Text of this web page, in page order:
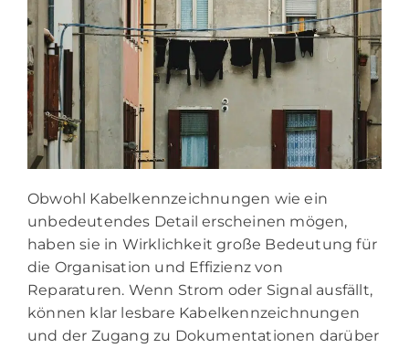
Obwohl Kabelkennzeichnungen wie ein
unbedeutendes Detail erscheinen mögen,
haben sie in Wirklichkeit große Bedeutung für
die Organisation und Effizienz von
Reparaturen. Wenn Strom oder Signal ausfällt,
können klar lesbare Kabelkennzeichnungen
und der Zugang zu Dokumentationen darüber